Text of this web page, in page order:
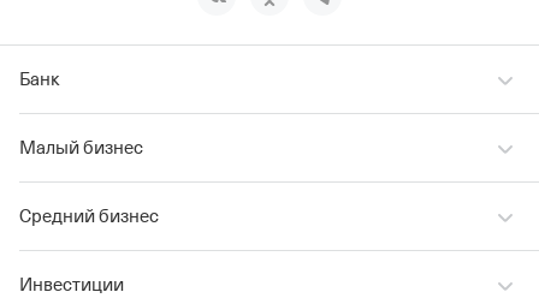
Банк
Малый бизнес
Средний бизнес
Инвестиции